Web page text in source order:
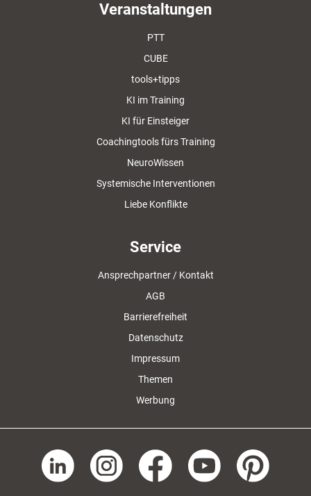
Veranstaltungen
PTT
CUBE
tools+tipps
KI im Training
KI für Einsteiger
Coachingtools fürs Training
NeuroWissen
Systemische Interventionen
Liebe Konflikte
Service
Ansprechpartner / Kontakt
AGB
Barrierefreiheit
Datenschutz
Impressum
Themen
Werbung